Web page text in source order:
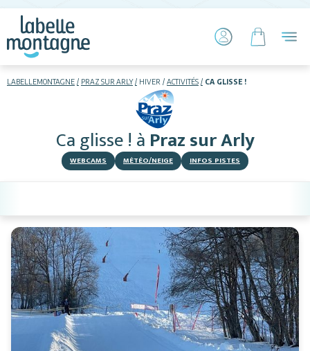
LABELLEMONTAGNE PRAZ SUR ARLY HIVER ACTIVITÉS CA GLISSE !
Ca glisse ! à Praz sur Arly
WEBCAMS MÉTÉO/NEIGE INFOS PISTES
Hébergements
Activités
Restaurants